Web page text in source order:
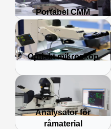
Portabel CMM
Optiskt mikroskop
Analysator för
råmaterial